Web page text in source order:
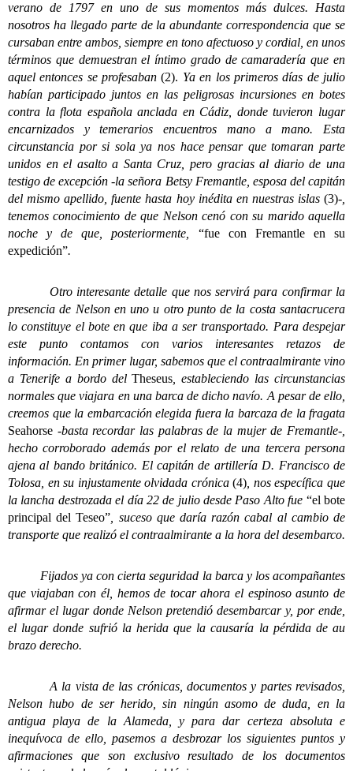
verano de 1797 en uno de sus momentos más dulces. Hasta
nosotros ha llegado parte de la abundante correspondencia que se
cursaban entre ambos, siempre en tono afectuoso y cordial, en unos
términos que demuestran el íntimo grado de camaradería que en
aquel entonces se profesaban(2). Ya en los primeros días de julio
habían participado juntos en las peligrosas incursiones en botes
contra la flota española anclada en Cádiz, donde tuvieron lugar
encarnizados y temerarios encuentros mano a mano. Esta
circunstancia por si sola ya nos hace pensar que tomaran parte
unidos en el asalto a Santa Cruz, pero gracias al diario de una
testigo de excepción -la señora Betsy Fremantle, esposa del capitán
del mismo apellido, fuente hasta hoy inédita en nuestras islas (3)-,
tenemos conocimiento de que Nelson cenó con su marido aquella
noche y de que, posteriormente, “fue con Fremantle en su
expedición”.
Otro interesante detalle que nos servirá para confirmar la
presencia de Nelson en uno u otro punto de la costa santacrucera
lo constituye el bote en que iba a ser transportado. Para despejar
este punto contamos con varios interesantes retazos de
información. En primer lugar, sabemos que el contraalmirante vino
a Tenerife a bordo delTheseus , estableciendo las circunstancias
normales que viajara en una barca de dicho navío. A pesar de ello,
creemos que la embarcación elegida fuera la barcaza de la fragata
Seahorse -basta recordar las palabras de la mujer de Fremantle-,
hecho corroborado además por el relato de una tercera persona
ajena al bando británico. El capitán de artillería D. Francisco de
Tolosa, en su injustamente olvidada crónica(4) , nos específica que
la lancha destrozada el día 22 de julio desde Paso Alto fue “el bote
principal del Teseo” , suceso que daría razón cabal al cambio de
transporte que realizó el contraalmirante a la hora del desembarco.
Fijados ya con cierta seguridad la barca y los acompañantes
que viajaban con él, hemos de tocar ahora el espinoso asunto de
afirmar el lugar donde Nelson pretendió desembarcar y, por ende,
el lugar donde sufrió la herida que la causaría la pérdida de au
brazo derecho.
A la vista de las crónicas, documentos y partes revisados,
Nelson hubo de ser herido, sin ningún asomo de duda, en la
antigua playa de la Alameda, y para dar certeza absoluta e
inequívoca de ello, pasemos a desbrozar los siguientes puntos y
afirmaciones que son exclusivo resultado de los documentos